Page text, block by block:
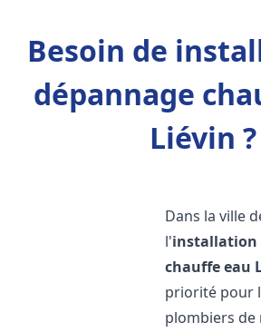
Besoin de
dépannage
Liévin ?
Dans la ville
l'installation
chauffe eau
priorité pour
plombiers